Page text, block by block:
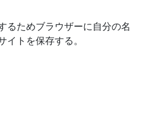
るためブラウザーに自分の名
イトを保存する。